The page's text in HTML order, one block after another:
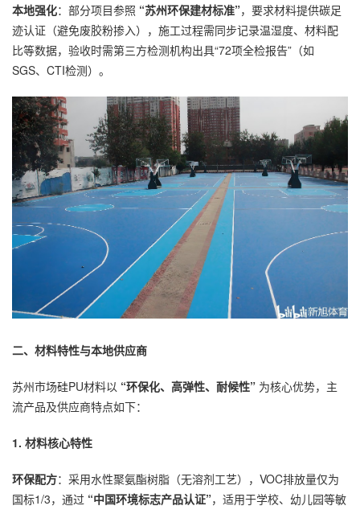
本地强化：部分项目参照 “苏州环保建材标准”，要求材料提供碳足
迹认证（避免废胶粉掺入），施工过程需同步记录温湿度、材料配
比等数据，验收时需第三方检测机构出具“72项全检报告”（如
SGS、CTI检测）。
二、材料特性与本地供应商
苏州市场硅PU材料以 “环保化、高弹性、耐候性” 为核心优势，主
流产品及供应商特点如下：
1. 材料核心特性
环保配方：采用水性聚氨酯树脂（无溶剂工艺），VOC排放量仅为
国标1/3，通过 “中国环境标志产品认证”，适用于学校、幼儿园等敏